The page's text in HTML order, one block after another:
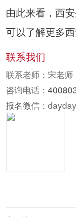
由此来看，西
可以了解更多
联系我们
联系老师：宋老师
咨询电话：
报名微信：